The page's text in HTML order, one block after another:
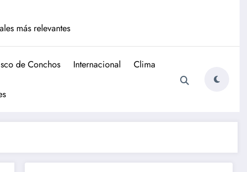
más relevantes
de Conchos Internacional Clima